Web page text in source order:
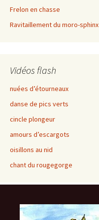
Frelon en chasse
Ravitaillement du moro-sphinx
Vidéos flash
nuées d’étourneaux
danse de pics verts
cincle plongeur
amours d’escargots
oisillons au nid
chant du rougegorge